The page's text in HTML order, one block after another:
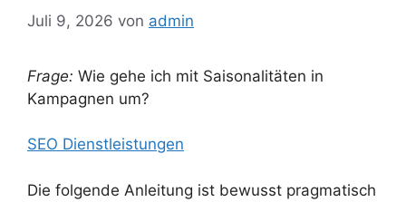
Juli 9, 2026 von admin
Frage: Wie gehe ich mit Saisonalitäten in
Kampagnen um?
SEO Dienstleistungen
Die folgende Anleitung ist bewusst pragmatisch